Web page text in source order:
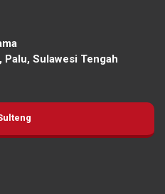
Sulawesi Tengah